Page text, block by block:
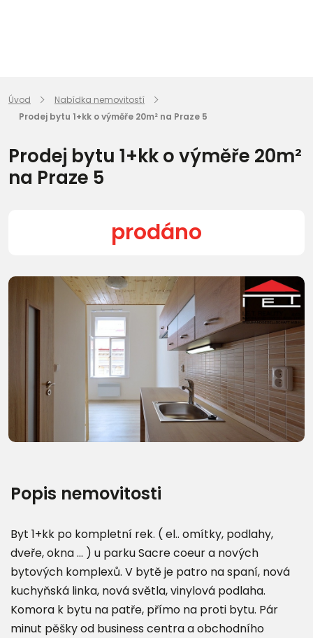
Úvod
Nabídka nemovitostí
Prodej bytu 1+kk o výměře 20m² na Praze 5
Prodej bytu 1+kk o výměře 20m²
na Praze 5
prodáno
Popis nemovitosti
Byt 1+kk po kompletní rek. ( el.. omítky, podlahy,
dveře, okna ... ) u parku Sacre coeur a nových
bytových komplexů. V bytě je patro na spaní, nová
kuchyňská linka, nová světla, vinylová podlaha.
Komora k bytu na patře, přímo na proti bytu. Pár
minut pěšky od business centra a obchodního